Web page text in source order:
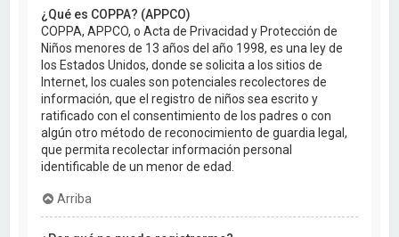
¿Qué es COPPA? (APPCO)
COPPA, APPCO, o Acta de Privacidad y Protección de
Niños menores de 13 años del año 1998, es una ley de
los Estados Unidos, donde se solicita a los sitios de
Internet, los cuales son potenciales recolectores de
información, que el registro de niños sea escrito y
ratificado con el consentimiento de los padres o con
algún otro método de reconocimiento de guardia legal,
que permita recolectar información personal
identificable de un menor de edad.
Arriba